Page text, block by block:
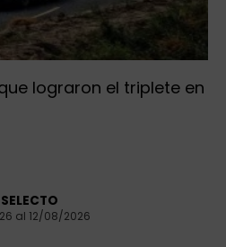
lograron el triplete en
al 12/08/2026